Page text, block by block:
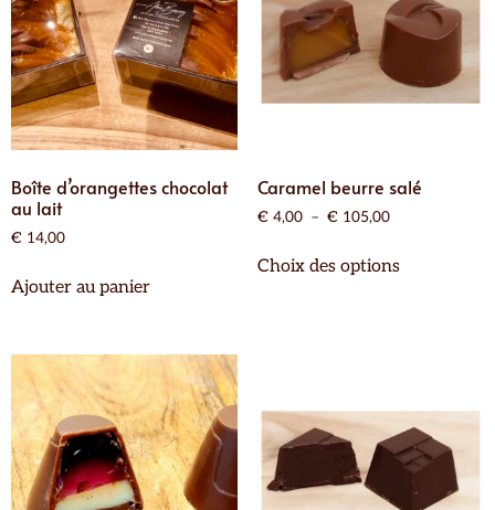
Boîte d’orangettes chocolat
au lait
€ 14,00
Ajouter au panier
Caramel beurre salé
€ 4,00 – € 105,00
Choix des options